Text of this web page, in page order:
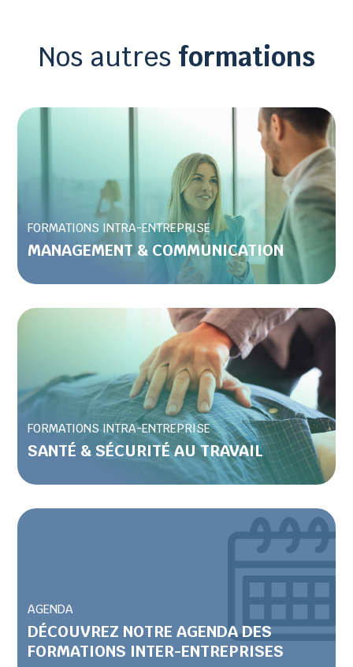
Nos autres formations
FORMATIONS INTRA-ENTREPRISE
MANAGEMENT & COMMUNICATION
FORMATIONS INTRA-ENTREPRISE
SANTÉ & SÉCURITÉ AU TRAVAIL
AGENDA
DÉCOUVREZ NOTRE AGENDA DES
FORMATIONS INTER-ENTREPRISES